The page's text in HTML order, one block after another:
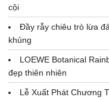
cội
Đầy rẫy chiêu trò lừa
khủng
LOEWE Botanical
đẹp thiên nhiên
Lễ Xuất Phát Chương